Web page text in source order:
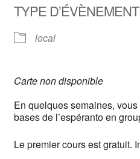
TYPE D’ÉVÈNEMENT
local
Carte non disponible
En quelques semaines,
bases de l’espéranto en
Le premier cours est gratuit.